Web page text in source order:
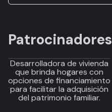
Patrocinadores
Desarrolladora de vivienda
que brinda hogares con
opciones de financiamiento
para facilitar la adquisición
del patrimonio familiar.